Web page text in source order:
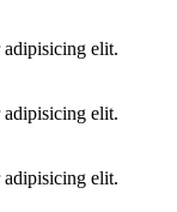
adipisicing elit.
adipisicing elit.
adipisicing elit.